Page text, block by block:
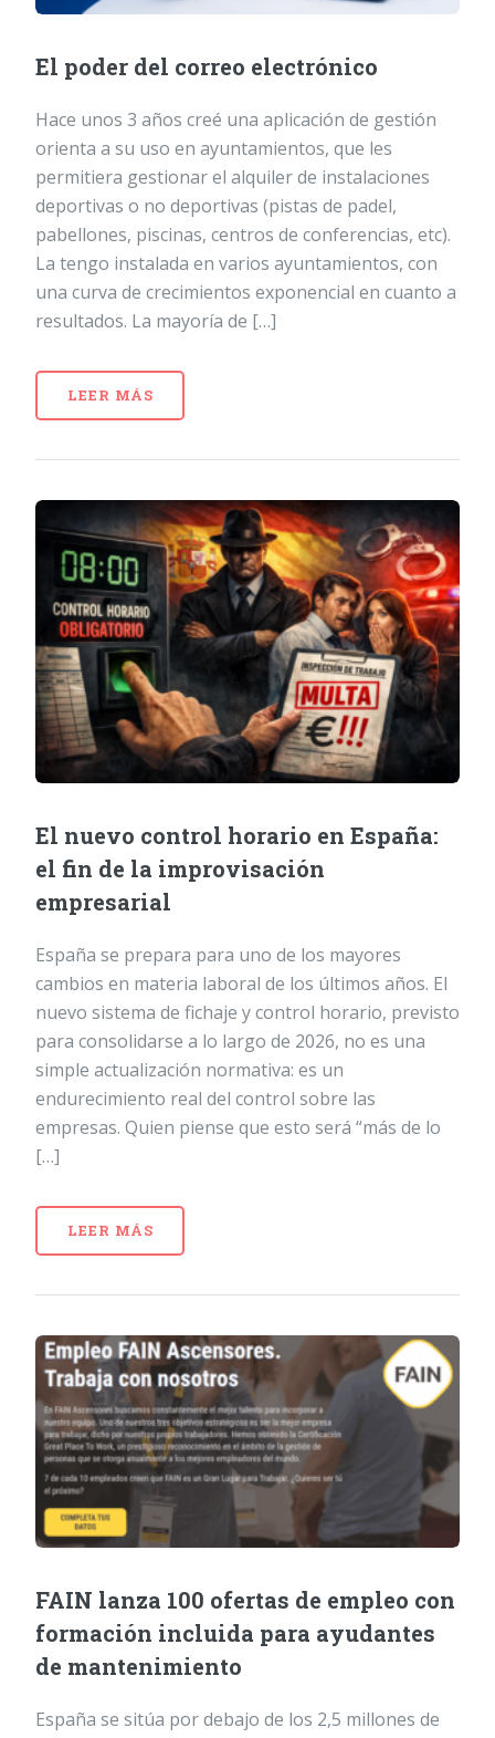
El poder del correo electrónico
Hace unos 3 años creé una aplicación de gestión
orienta a su uso en ayuntamientos, que les
permitiera gestionar el alquiler de instalaciones
deportivas o no deportivas (pistas de padel,
pabellones, piscinas, centros de conferencias, etc).
La tengo instalada en varios ayuntamientos, con
una curva de crecimientos exponencial en cuanto a
resultados. La mayoría de […]
LEER MÁS
El nuevo control horario en España:
el fin de la improvisación
empresarial
España se prepara para uno de los mayores
cambios en materia laboral de los últimos años. El
nuevo sistema de fichaje y control horario, previsto
para consolidarse a lo largo de 2026, no es una
simple actualización normativa: es un
endurecimiento real del control sobre las
empresas. Quien piense que esto será “más de lo
[…]
LEER MÁS
FAIN lanza 100 ofertas de empleo con
formación incluida para ayudantes
de mantenimiento
España se sitúa por debajo de los 2,5 millones de